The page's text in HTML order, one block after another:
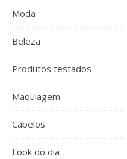
Moda
Beleza
Produtos testados
Maquiagem
Cabelos
Look do dia